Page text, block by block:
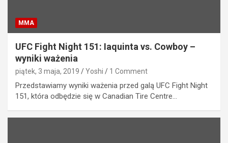
MMA
UFC Fight Night 151: Iaquinta vs. Cowboy –
wyniki ważenia
piątek, 3 maja, 2019 Yoshi 1 Comment
Przedstawiamy wyniki ważenia przed galą UFC Fight Night
151, która odbędzie się w Canadian Tire Centre…